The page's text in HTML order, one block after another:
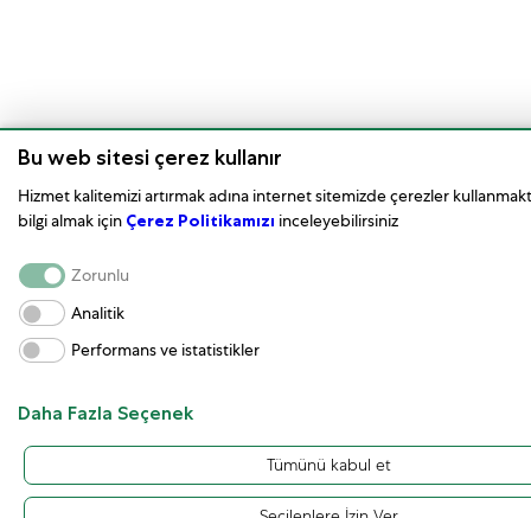
Bu web sitesi çerez kullanır
Hizmet kalitemizi artırmak adına internet sitemizde çerezler
bilgi almak için Çerez Politikamızı inceleyebilirsiniz
Zorunlu
Analitik
Performans ve istatistikler
Daha Fazla Seçenek
Tümünü kabul et